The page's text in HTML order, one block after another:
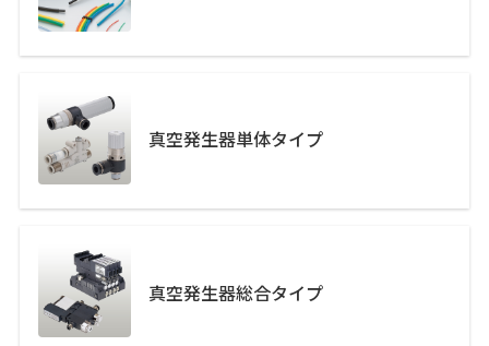
真空発生器単体タイプ
真空発生器総合タイプ